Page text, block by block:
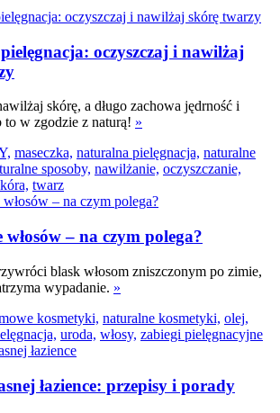
oczyszczaj i nawilżaj
skórę, a długo zachowa jędrność i
to w zgodzie z naturą! »
maseczka, naturalna pielęgnacja, naturalne
sposoby, nawilżanie, oczyszczanie,
twarz
– na czym polega?
blask włosom zniszczonym po zimie,
wypadanie. »
kosmetyki, naturalne kosmetyki, olej,
uroda, włosy, zabiegi pielęgnacyjne
łazience: przepisy i porady